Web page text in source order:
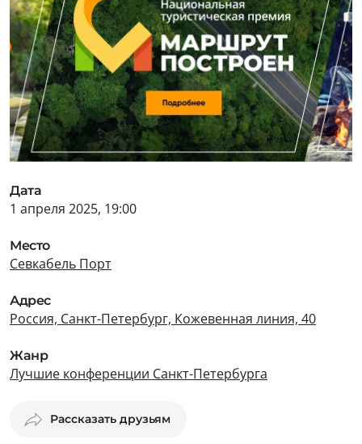
Дата
1 апреля 2025, 19:00
Место
Севкабель Порт
Адрес
Россия, Санкт-Петербург, Кожевенная линия, 40
Жанр
Лучшие конференции Санкт-Петербурга
Рассказать друзьям